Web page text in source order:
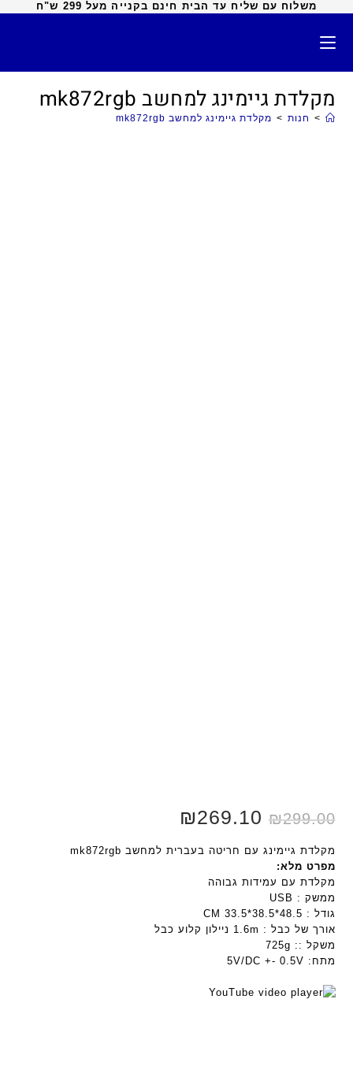
משלוח עם שליח עד הבית חינם בקנייה מעל 299 ש"ח
מקלדת גיימינג למחשב mk872rgb
> חנות > מקלדת גיימינג למחשב mk872rgb
₪299.00
₪269.10
מקלדת גיימינג עם חריטה בעברית למחשב mk872rgb
מפרט מלא:
מקלדת עם עמידות גבוהה
ממשק : USB
גודל : 48.5*38.5*33.5 CM
אורך של כבל : 1.6m ניילון קלוע כבל
משקל :: 725g
מתח: 5V/DC +- 0.5V